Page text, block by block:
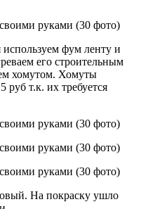
используем фум ленту и
его строительным
хомутом. Хомуты
руб т.к. их требуется
На покраску ушло